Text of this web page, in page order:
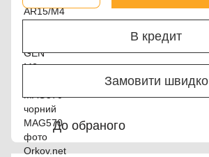
В кредит
Замовити швидко
До обраного